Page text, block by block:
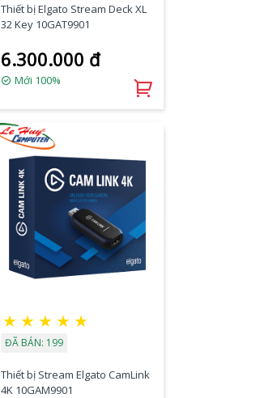
Thiết bị Elgato Stream Deck XL
32 Key 10GAT9901
6.300.000 đ
Mới 100%
★ ★ ★ ★ ★
ĐÃ BÁN: 199
Thiết bị Stream Elgato CamLink
4K 10GAM9901